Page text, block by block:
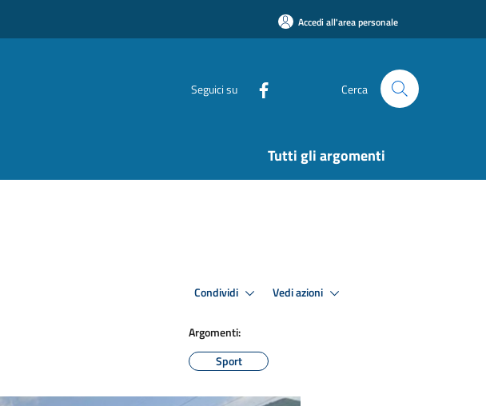
Accedi all'area personale
Seguici su Cerca
Tutti gli argomenti
Condividi Vedi azioni
Argomenti:
Sport